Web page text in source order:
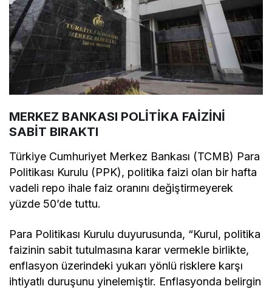
MERKEZ BANKASI POLİTİKA FAİZİNİ
SABİT BIRAKTI
Türkiye Cumhuriyet Merkez Bankası (TCMB) Para
Politikası Kurulu (PPK), politika faizi olan bir hafta
vadeli repo ihale faiz oranını değiştirmeyerek
yüzde 50’de tuttu.
Para Politikası Kurulu duyurusunda, “Kurul, politika
faizinin sabit tutulmasına karar vermekle birlikte,
enflasyon üzerindeki yukarı yönlü risklere karşı
ihtiyatlı duruşunu yinelemiştir. Enflasyonda belirgin